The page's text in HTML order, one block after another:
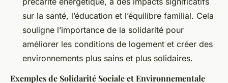
sur la santé, l’éducation et l’équilibre familial. Cela
souligne l’importance de la solidarité pour
améliorer les conditions de logement et créer des
environnements plus sains et plus solidaires.
Exemples de Solidarité Sociale et Environnementale